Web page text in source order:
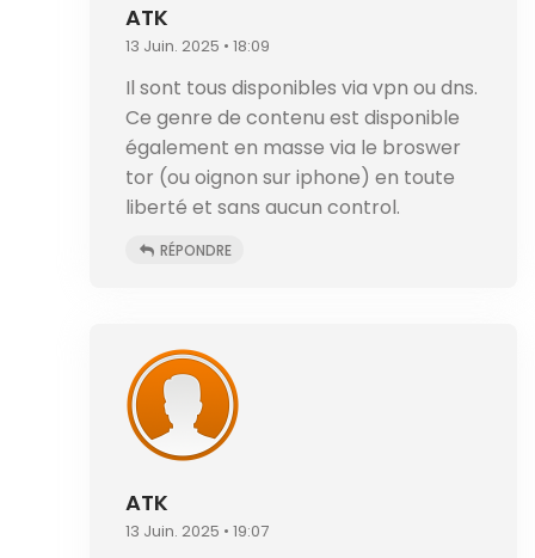
ATK
13 Juin. 2025 • 18:09
Il sont tous disponibles via vpn ou dns.
Ce genre de contenu est disponible
également en masse via le broswer
tor (ou oignon sur iphone) en toute
liberté et sans aucun control.
RÉPONDRE
ATK
13 Juin. 2025 • 19:07